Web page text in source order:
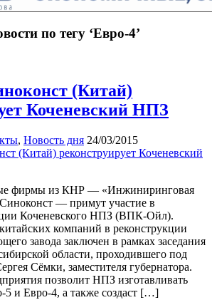
по тегу ‘Евро-4’
(Китай)
Коченевский НПЗ
, Новость дня 24/03/2015
фирмы из КНР — «Инжиниринговая
— примут участие в
Коченевского НПЗ (ВПК-Ойл).
компаний в реконструкции
завода заключен в рамках заседания
области, проходившего под
Сёмки, заместителя губернатора.
позволит НПЗ изготавливать
5 и Евро-4, а также создаст […]